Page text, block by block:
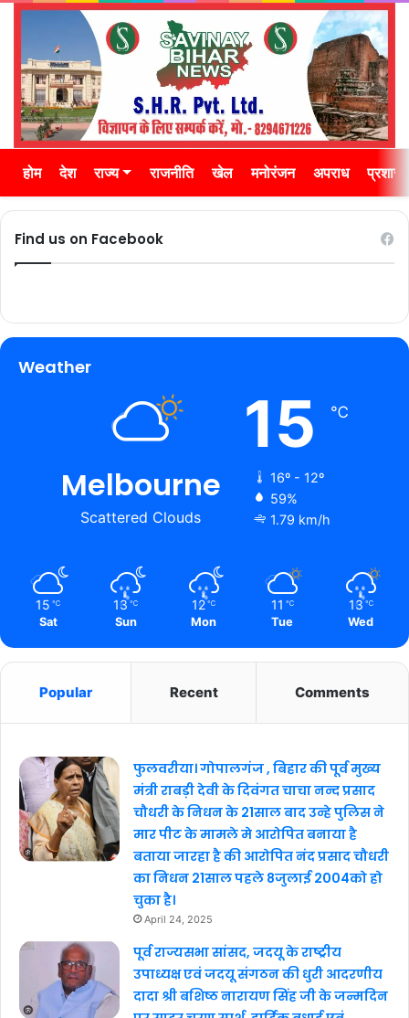
होम देश राज्य राजनीति खेल मनोरंजन अपराध
Find us on Facebook
Weather
Melbourne
Scattered Clouds
15 ℃
16º - 12º
59%
1.79 km/h
15 ℃
Sat
13 ℃
Sun
12 ℃
Mon
11 ℃
Tue
13 ℃
Wed
Popular Recent Comments
फुलवरीया। गोपालगंज , बिहार की पूर्व मुख्य
मंत्री राबड़ी देवी के दिवंगत चाचा नन्द प्रसाद
चौधरी के निधन के 21साल बाद उन्हे पुलिस ने
मार पीट के मामले मे आरोपित बनाया है
बताया जारहा है की आरोपित नंद प्रसाद चौधरी
का निधन 21साल पहले 8जुलाई 2004को हो
चुका है।
April 24, 2025
पूर्व राज्यसभा सांसद, जदयू के राष्ट्रीय
उपाध्यक्ष एवं जदयू संगठन की धुरी आदरणीय
दादा श्री बशिष्ठ नारायण सिंह जी के जन्मदिन